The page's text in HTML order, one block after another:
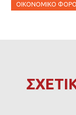
ΟΙΚΟΝΟΜΙΚΌ